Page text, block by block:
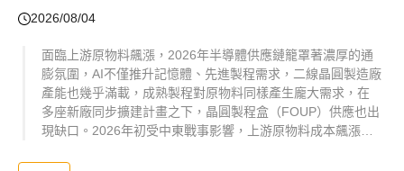
2026/08/04
面臨上游原物料飆漲，2026年半導體供應鏈籠罩著濃厚的通
膨氛圍，AI不僅推升記憶體、先進製程需求，二線晶圓製造廠
產能也幾乎滿載，成熟製程對原物料同樣產生龐大需求，在
多座新廠同步擴建計畫之下，晶圓製程盒（FOUP）供應也出
現缺口。2026年初受中東戰事影響，上游原物料成本飆漲一